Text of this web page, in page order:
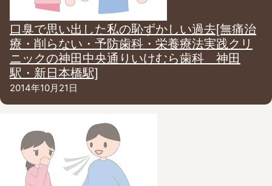
口臭で思い出した私の恥ずかしい過去[無痛治
療・削らない・予防歯科・栄養療法実践クリ
ニックの神田中央通りいけむら歯科 神田
駅・新日本橋駅]
2014年10月21日